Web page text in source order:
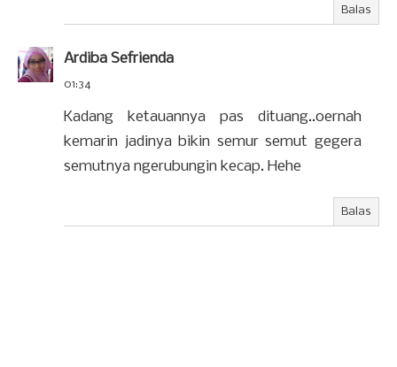
Balas
Ardiba Sefrienda
01:34
Kadang ketauannya pas dituang..oernah
kemarin jadinya bikin semur semut gegera
semutnya ngerubungin kecap. Hehe
Balas